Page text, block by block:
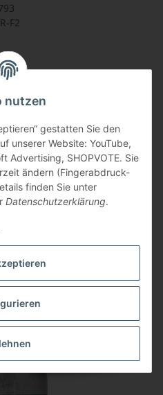
nutzen
gestatten Sie den
unserer Website: YouTube,
Advertising, SHOPVOTE. Sie
ändern (Fingerabdruck-
finden Sie unter
Datenschutzerklärung.
F2
20 von 6264
1